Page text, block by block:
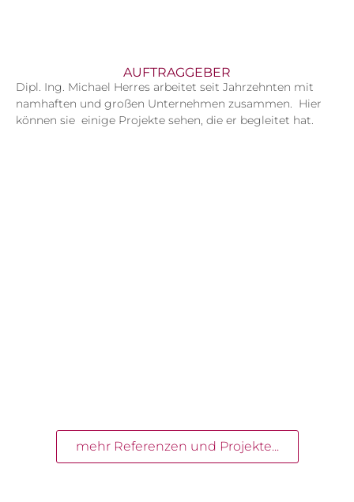
AUFTRAGGEBER
Dipl. Ing. Michael Herres arbeitet seit Jahrzehnten mit
namhaften und großen Unternehmen zusammen. Hier
können sie einige Projekte sehen, die er begleitet hat.
mehr Referenzen und Projekte...